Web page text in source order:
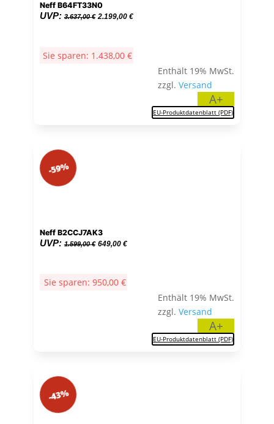
Neff B64FT33N0
UVP: 3.637,00€ Ursprünglicher
3.637,00 €
2.199,00 €Aktueller
Sie sparen: 1.438,00 €
Enthält 19% MwSt.
zzgl.Versand
A+
EU-Produktdatenblatt (PDF)
Neff B2CCJ7AK3
UVP: 1.599,00€ Ursprünglicher
1.599,00 €
649,00 €Aktueller
Sie sparen: 950,00 €
Enthält 19% MwSt.
zzgl.Versand
A+
EU-Produktdatenblatt (PDF)
-59%
-43%